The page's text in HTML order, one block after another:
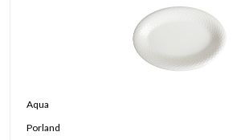
Aqua
Porland